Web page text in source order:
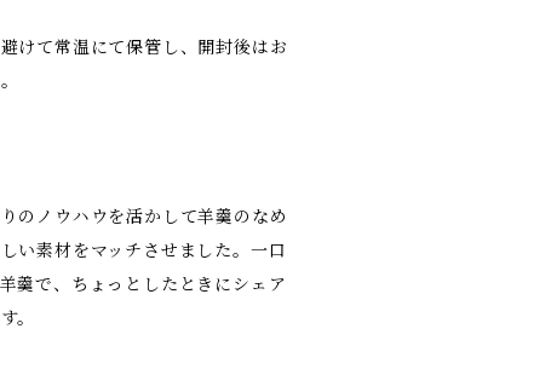
けて常温にて保管し、開封後はお
のノウハウを活かして羊羹のなめ
い素材をマッチさせました。一口
羹で、ちょっとしたときにシェア
。